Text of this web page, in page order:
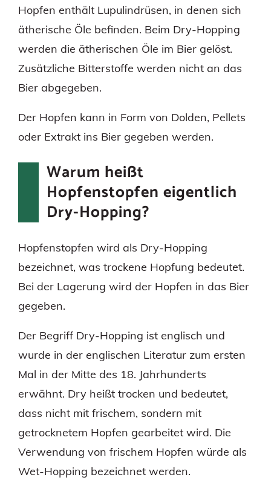
Hopfen enthält Lupulindrüsen, in denen sich
ätherische Öle befinden. Beim Dry-Hopping
werden die ätherischen Öle im Bier gelöst.
Zusätzliche Bitterstoffe werden nicht an das
Bier abgegeben.
Der Hopfen kann in Form von Dolden, Pellets
oder Extrakt ins Bier gegeben werden.
Warum heißt
Hopfenstopfen eigentlich
Dry-Hopping?
Hopfenstopfen wird als Dry-Hopping
bezeichnet, was trockene Hopfung bedeutet.
Bei der Lagerung wird der Hopfen in das Bier
gegeben.
Der Begriff Dry-Hopping ist englisch und
wurde in der englischen Literatur zum ersten
Mal in der Mitte des 18. Jahrhunderts
erwähnt. Dry heißt trocken und bedeutet,
dass nicht mit frischem, sondern mit
getrocknetem Hopfen gearbeitet wird. Die
Verwendung von frischem Hopfen würde als
Wet-Hopping bezeichnet werden.